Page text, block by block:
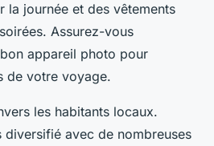
la journée et des vêtements
Assurez-vous
appareil photo pour
de votre voyage.
les habitants locaux.
diversifié avec de nombreuses